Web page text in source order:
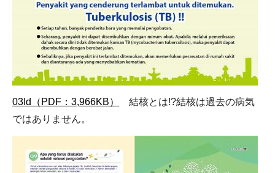
03Id（PDF：3,966KB）
結核とは!?結核は過去の病気
ではありません。